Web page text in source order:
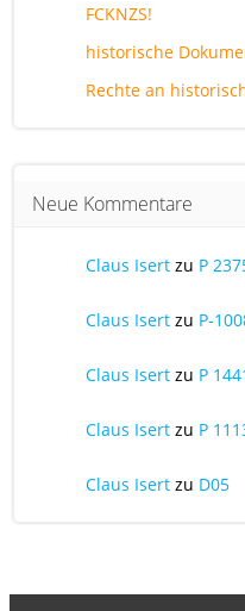
FCKNZS!
historische
Rechte an
Neue Kommentare
Claus Isert zu P
Claus Isert zu P-
Claus Isert zu P
Claus Isert zu P
Claus Isert zu D05